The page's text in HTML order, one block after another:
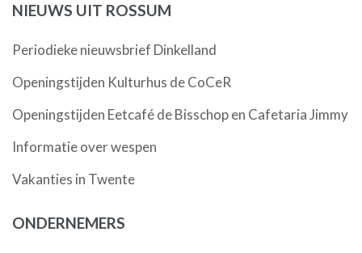
NIEUWS UIT ROSSUM
Periodieke nieuwsbrief Dinkelland
Openingstijden Kulturhus de CoCeR
Openingstijden Eetcafé de Bisschop en Cafetaria Jimmy
Informatie over wespen
Vakanties in Twente
ONDERNEMERS